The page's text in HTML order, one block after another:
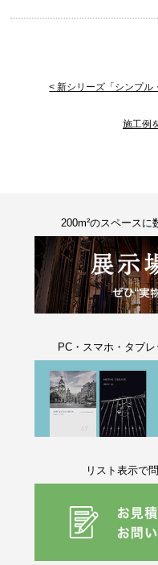
< 新シリーズ「シンプル
施工例
200m²のスペースに
PC・スマホ・タブレ
リスト表示で